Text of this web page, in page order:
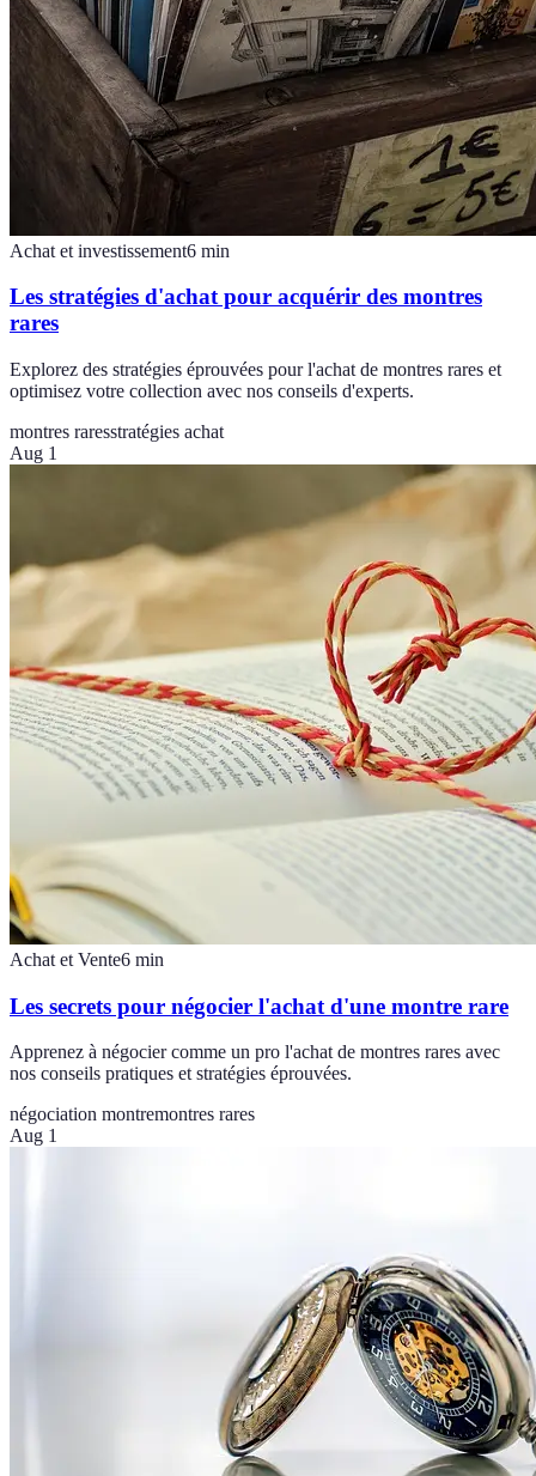
Achat et investissement6 min
Les stratégies d'achat pour acquérir des montres
rares
Explorez des stratégies éprouvées pour l'achat de montres rares et
optimisez votre collection avec nos conseils d'experts.
montres raresstratégies achat
Aug 1
Achat et Vente6 min
Les secrets pour négocier l'achat d'une montre rare
Apprenez à négocier comme un pro l'achat de montres rares avec
nos conseils pratiques et stratégies éprouvées.
négociation montremontres rares
Aug 1